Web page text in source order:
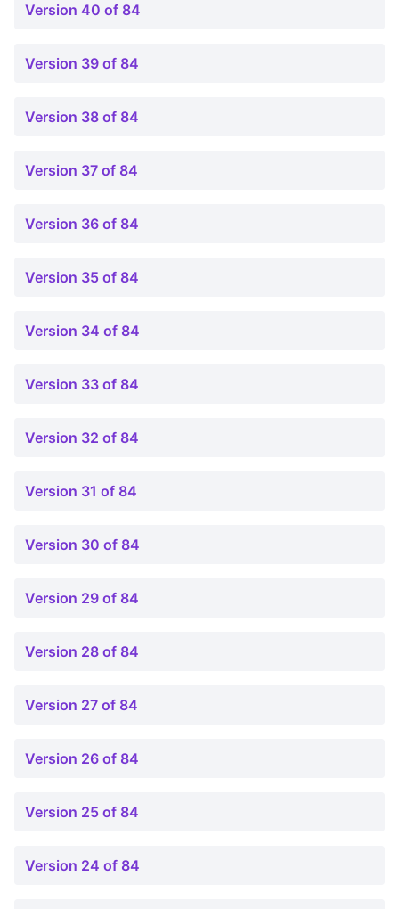
Version 40 of 84
Version 39 of 84
Version 38 of 84
Version 37 of 84
Version 36 of 84
Version 35 of 84
Version 34 of 84
Version 33 of 84
Version 32 of 84
Version 31 of 84
Version 30 of 84
Version 29 of 84
Version 28 of 84
Version 27 of 84
Version 26 of 84
Version 25 of 84
Version 24 of 84